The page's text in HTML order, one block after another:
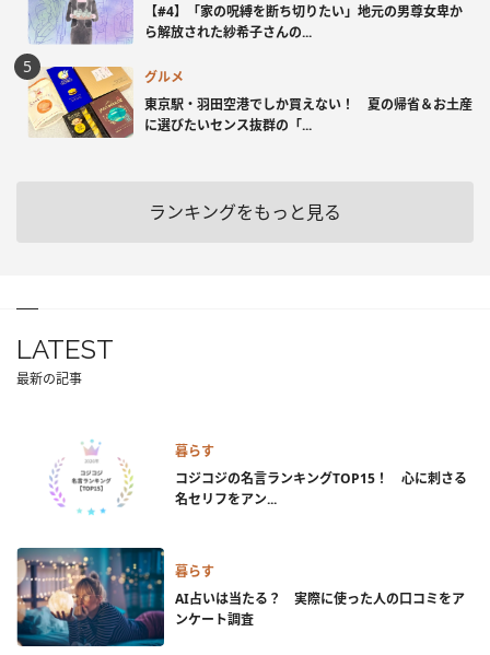
【#4】「家の呪縛を断ち切りたい」地元の男尊女卑か
ら解放された紗希子さんの...
グルメ
東京駅・羽田空港でしか買えない！ 夏の帰省＆お土産
に選びたいセンス抜群の「...
ランキングをもっと見る
LATEST
最新の記事
暮らす
コジコジの名言ランキングTOP15！ 心に刺さる
名セリフをアン...
暮らす
AI占いは当たる？ 実際に使った人の口コミをア
ンケート調査